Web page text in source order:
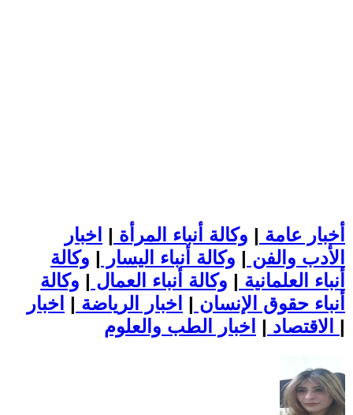
أخبار عامة | وكالة أنباء المرأة | اخبار
الأدب والفن | وكالة أنباء اليسار | وكالة
أنباء العلمانية | وكالة أنباء العمال | وكالة
أنباء حقوق الإنسان | اخبار الرياضة | اخبار
الاقتصاد | |